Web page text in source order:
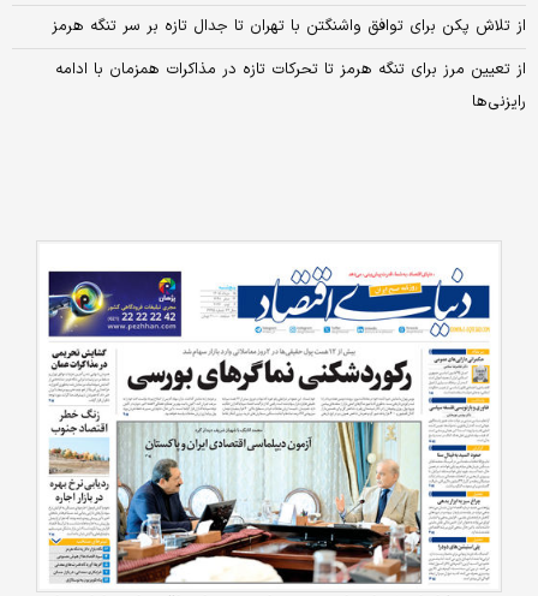
از تلاش پکن برای توافق واشنگتن با تهران تا جدال تازه بر سر تنگه هرمز
از تعیین مرز برای تنگه هرمز تا تحرکات تازه در مذاکرات همزمان با ادامه
رایزنی‌ها